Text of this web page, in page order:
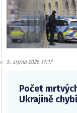
5. srpna 2026 17:17
Počet
Ukrajině